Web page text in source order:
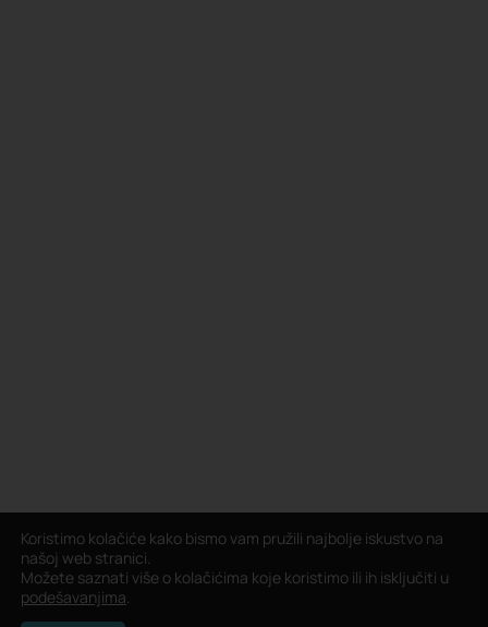
Koristimo kolačiće kako bismo vam pružili najbolje iskustvo na
našoj web stranici.
Možete saznati više o kolačićima koje koristimo ili ih isključiti u
podešavanjima.